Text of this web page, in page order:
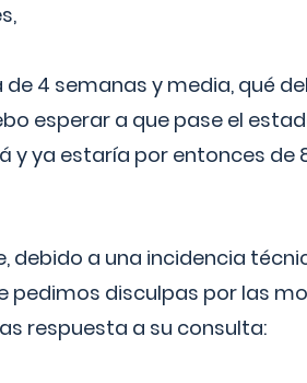
4 semanas y media, qué
esperar a que pase el
y ya estaría por entonces de
debido a una incidencia
pedimos disculpas por las
respuesta a su consulta: